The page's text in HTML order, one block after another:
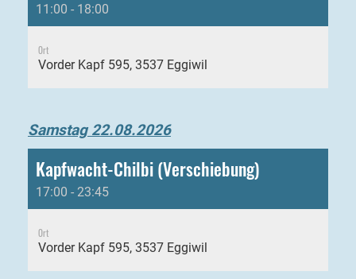
11:00 - 18:00
Ort
Vorder Kapf 595, 3537 Eggiwil
Samstag 22.08.2026
Kapfwacht-Chilbi (Verschiebung)
17:00 - 23:45
Ort
Vorder Kapf 595, 3537 Eggiwil